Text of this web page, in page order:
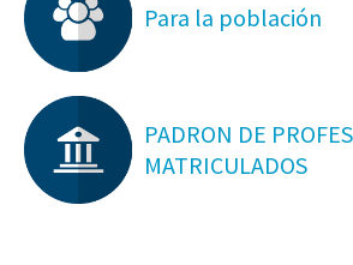
Para la población
PADRON DE
MATRICULADOS